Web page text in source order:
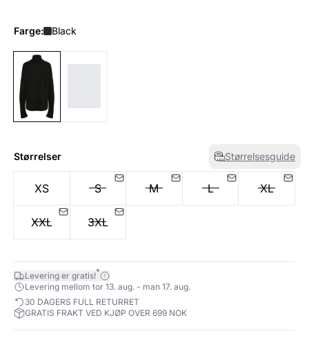
Farge: Black
Størrelser Størrelsesguide
XS S M L XL
XXL 3XL
Levering er gratis!*
Levering mellom tor 13. aug. - man 17. aug.
30 DAGERS FULL RETURRET
GRATIS FRAKT VED KJØP OVER 699 NOK